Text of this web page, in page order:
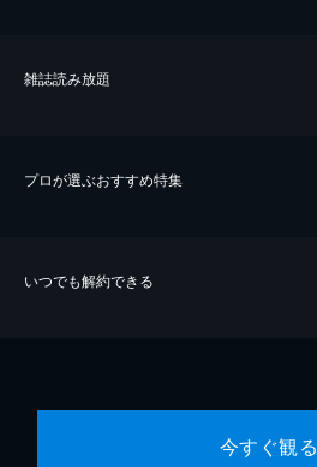
雑誌読み放題
プロが選ぶおすすめ特集
いつでも解約できる
今すぐ観る